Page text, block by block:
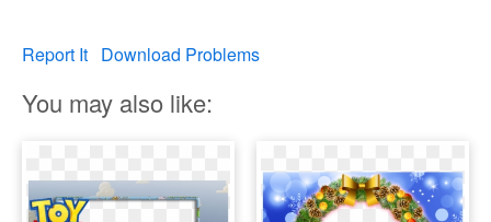
Report It Download Problems
You may also like: